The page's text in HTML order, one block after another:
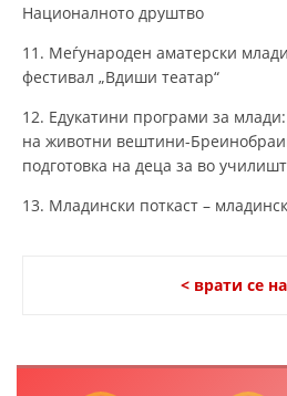
МЕЃУНАРОДНА
ПРВА ПОМОШ
Националното друштво
11. Меѓународен аматерски
фестивал „Вдиши театар“
12. Едукатини програми за
на животни вештини-
подготовка на деца за во
13. Младински поткаст –
< врати се